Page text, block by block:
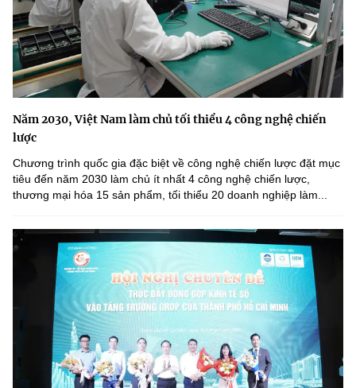
Năm 2030, Việt Nam làm chủ tối thiểu 4 công nghệ chiến
lược
Chương trình quốc gia đặc biệt về công nghệ chiến lược đặt mục
tiêu đến năm 2030 làm chủ ít nhất 4 công nghệ chiến lược,
thương mại hóa 15 sản phẩm, tối thiểu 20 doanh nghiệp làm...